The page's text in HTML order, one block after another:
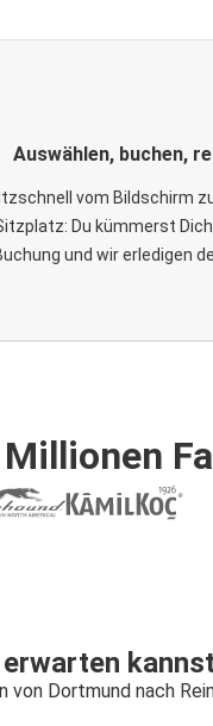
Auswählen, buchen,
vom Bildschirm
Du kümmerst
und wir erledigen
kannst
von Dortmund nach